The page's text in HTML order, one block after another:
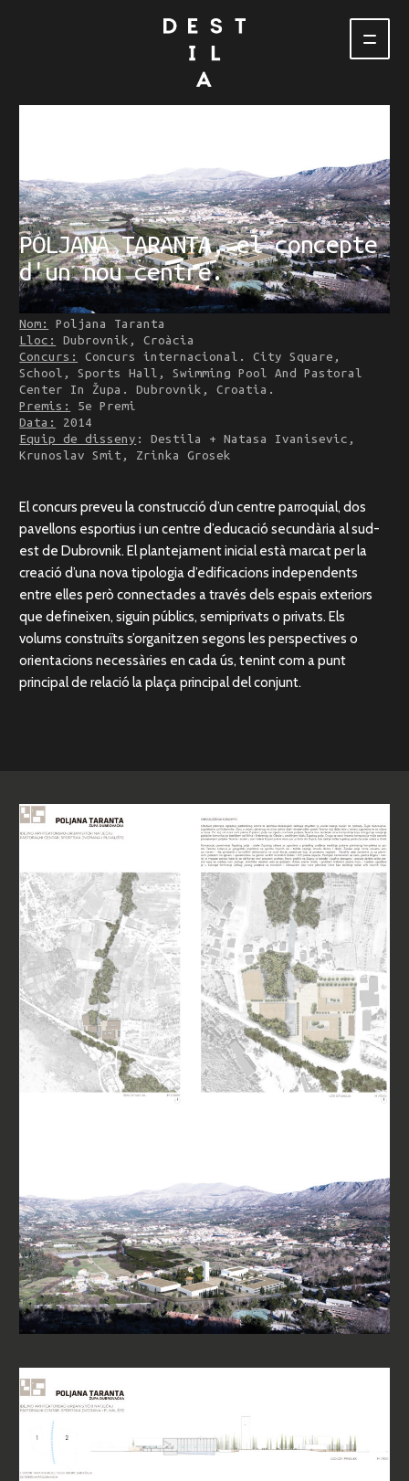
ESTUDI
RESTAURANTS, HOTELS & RETAIL
RESIDENCIAL
EQUIPAMENTS & URBANISME
CONTACTE
POLJANA TARANTA, el concepte
d'un nou centre.
Nom:
Poljana Taranta
Lloc:
Dubrovnik, Croàcia
Concurs:
Concurs internacional. City Square,
School, Sports Hall, Swimming Pool And Pastoral
Center In Župa. Dubrovnik, Croatia.
Premis:
5e Premi
Data:
2014
Equip de disseny : Destila + Natasa Ivanisevic,
Krunoslav Smit, Zrinka Grosek
El concurs preveu la construcció d’un centre parroquial, dos
pavellons esportius i un centre d’educació secundària al sud-
est de Dubrovnik. El plantejament inicial està marcat per la
creació d’una nova tipologia d’edificacions independents
entre elles però connectades a través dels espais exteriors
que defineixen, siguin públics, semiprivats o privats. Els
volums construïts s’organitzen segons les perspectives o
orientacions necessàries en cada ús, tenint com a punt
principal de relació la plaça principal del conjunt.